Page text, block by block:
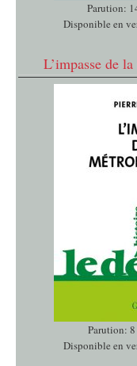
Parution:
Disponible en
L’impasse de
Parution:
Disponible en